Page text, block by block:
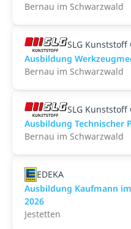
Bernau im Schwarzwald
SLG Kunststoff
Ausbildung
Bernau im Schwarzwald
SLG Kunststoff
Ausbildung
Bernau im Schwarzwald
EDEKA
Ausbildung Kaufmann
2026
Jestetten